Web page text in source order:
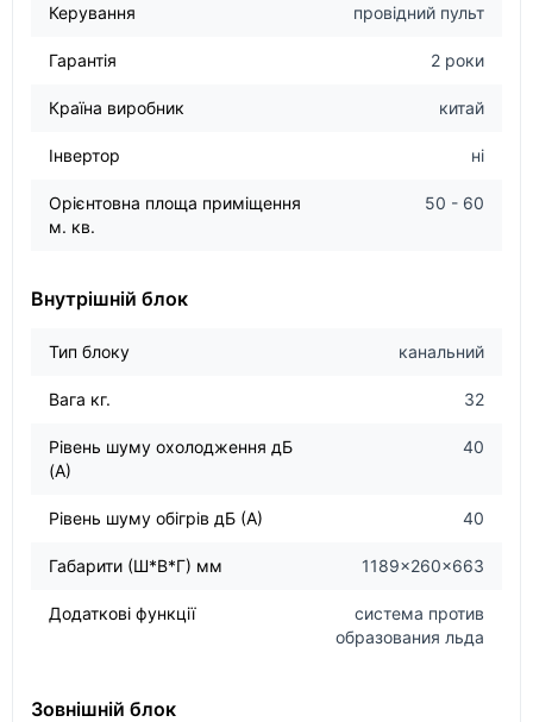
Керування провідний пульт
Гарантія 2 роки
Країна виробник китай
Інвертор ні
Орієнтовна площа приміщення
м. кв.
50 - 60
Внутрішній блок
Тип блоку канальний
Вага кг. 32
Рівень шуму охолодження дБ
(А)
40
Рівень шуму обігрів дБ (А) 40
Габарити (Ш*В*Г) мм 1189×260×663
Додаткові функції
система против
образования льда
Зовнішній блок